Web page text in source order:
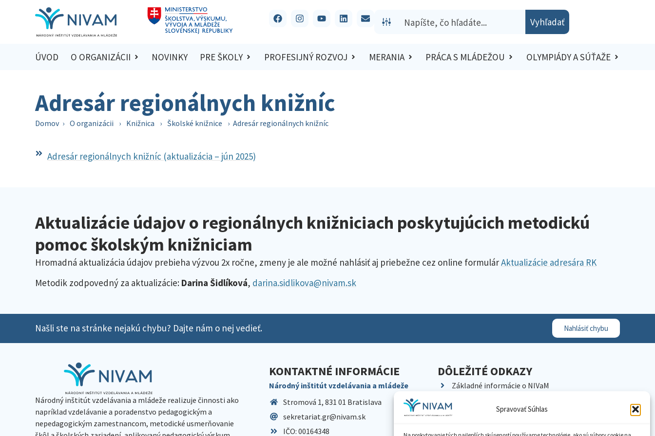
Spravovať Súhlas
Vyhľadať
ÚVOD O ORGANIZÁCII NOVINKY PRE ŠKOLY PROFESIJNÝ ROZVOJ MERANIA PRÁCA S MLÁDEŽOU OLYMPIÁDY A SÚŤAŽE
Adresár regionálnych knižníc
Domov › O organizácii › Knižnica › Školské knižnice › Adresár regionálnych knižníc
Adresár regionálnych knižníc (aktualizácia – jún 2025)
Aktualizácie údajov o regionálnych knižniciach poskytujúcich metodickú
pomoc školským knižniciam
Hromadná aktualizácia údajov prebieha výzvou 2x ročne, zmeny je ale možné nahlásiť aj priebežne cez online formulárAktualizácie adresára RK
Metodik zodpovedný za aktualizácie: Darina Šidlíková, darina.sidlikova@nivam.sk
Našli ste na stránke nejakú chybu? Dajte nám o nej vedieť. Nahlásiť chybu
Národný inštitút vzdelávania a mládeže realizuje činnosti ako
napríklad vzdelávanie a poradenstvo pedagogickým a
nepedagogickým zamestnancom, metodické usmerňovanie
KONTAKTNÉ INFORMÁCIE
Národný inštitút vzdelávania a mládeže
Stromová 1, 831 01 Bratislava
sekretariat.gr@nivam.sk
IČO: 00164348
DÔLEŽITÉ ODKAZY
Základné informácie o NIVaM
Kariéra